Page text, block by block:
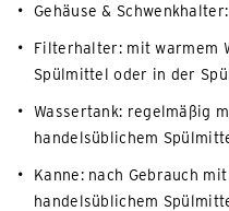
Gehäuse &
Filterhalter: mit warmem
Spülmittel oder in der
Wassertank: regelmäßig
handelsüblichem
Kanne: nach Gebrauch
handelsüblichem